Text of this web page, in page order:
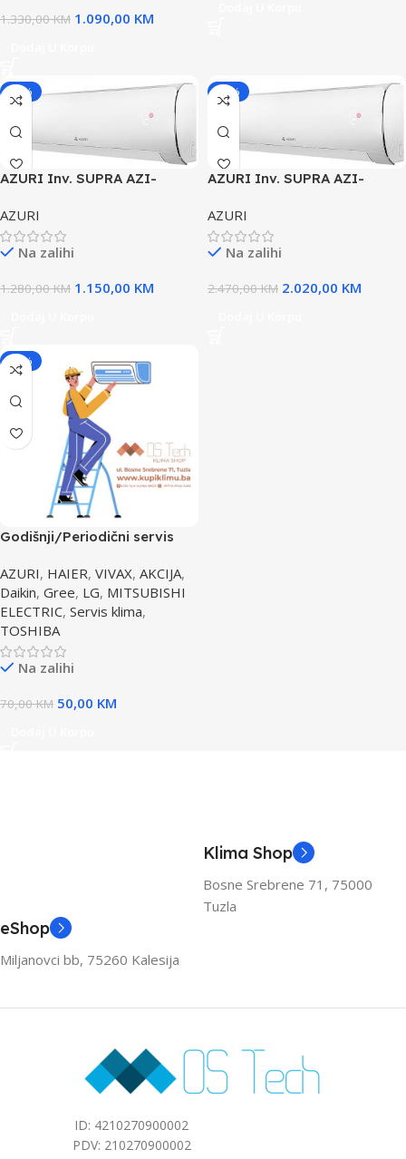
1.330,00KM 1.090,00 KM
-10%
AZURI Inv. SUPRA AZI-
AZURI
Na zalihi
1.280,00KM 1.150,00 KM
-18%
AZURI Inv. SUPRA AZI-
AZURI
Na zalihi
2.470,00KM 2.020,00 KM
-29%
Godišnji/Periodični servis
AZURI, HAIER, VIVAX, AKCIJA,
Daikin, Gree, LG, MITSUBISHI
ELECTRIC, Servis klima,
TOSHIBA
Na zalihi
70,00KM 50,00 KM
Klima Shop
Bosne Srebrene 71, 75000
Tuzla
eShop
Miljanovci bb, 75260 Kalesija
ID: 4210270900002
PDV: 210270900002